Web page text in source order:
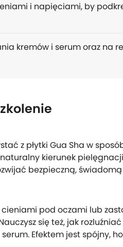
i napięciami, by
kremów i serum oraz na
z płytki Gua Sha w
kierunek
bezpieczną,
pod oczami lub
się też, jak
Efektem jest spójny,